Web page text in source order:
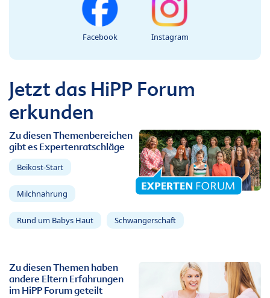
Facebook Instagram
Jetzt das HiPP Forum
erkunden
Zu diesen Themenbereichen
gibt es Expertenratschläge
Beikost-Start
Milchnahrung
Rund um Babys Haut Schwangerschaft
Zu diesen Themen haben
andere Eltern Erfahrungen
im HiPP Forum geteilt